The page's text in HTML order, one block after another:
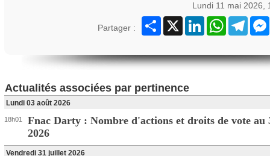
Lundi 11 mai 2026,
Partager :
Partager
X LinkedInWhatsApp
Actualités associées par pertinence
Lundi 03 août 2026
18h01
Fnac Darty : Nombre d'actions et droits de vote au
2026
Vendredi 31 juillet 2026